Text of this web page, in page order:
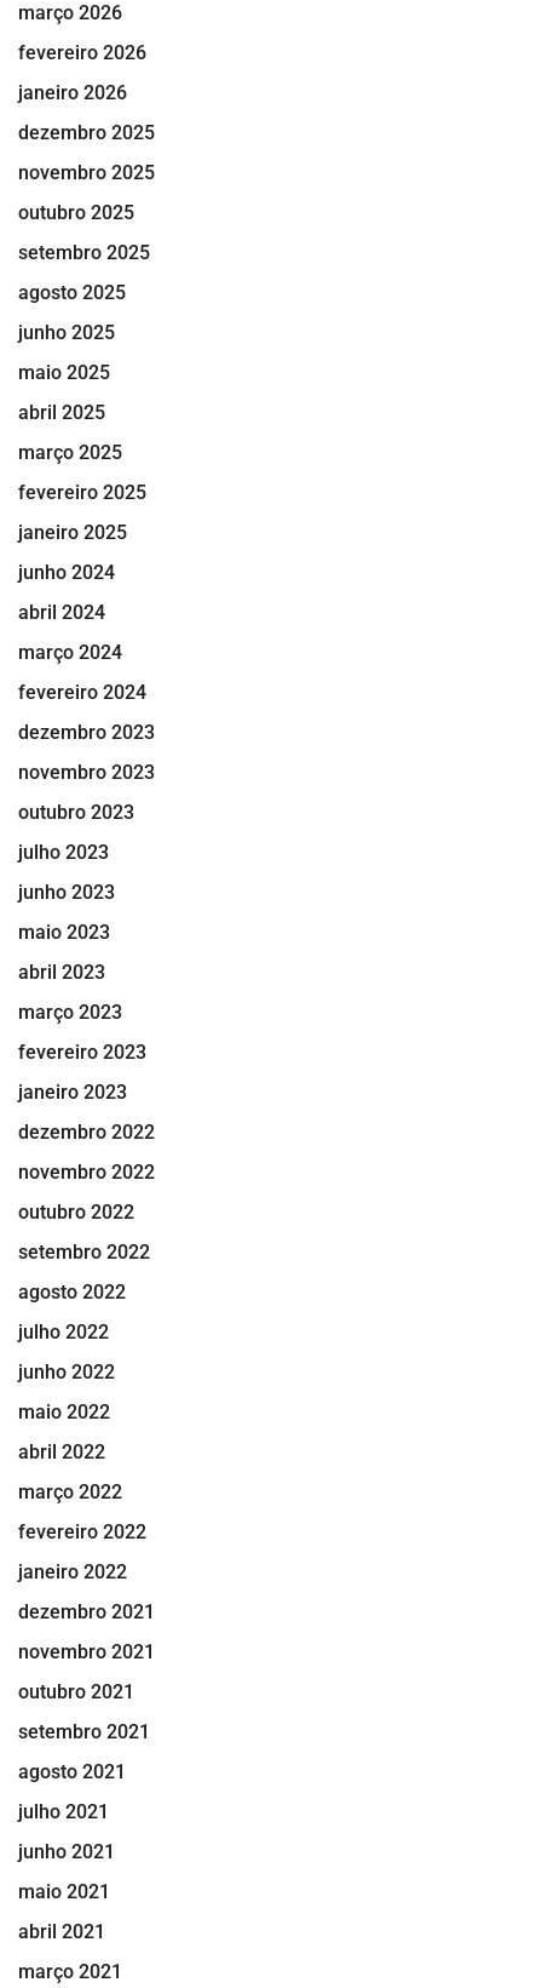
março 2026
fevereiro 2026
janeiro 2026
dezembro 2025
novembro 2025
outubro 2025
setembro 2025
agosto 2025
junho 2025
maio 2025
abril 2025
março 2025
fevereiro 2025
janeiro 2025
junho 2024
abril 2024
março 2024
fevereiro 2024
dezembro 2023
novembro 2023
outubro 2023
julho 2023
junho 2023
maio 2023
abril 2023
março 2023
fevereiro 2023
janeiro 2023
dezembro 2022
novembro 2022
outubro 2022
setembro 2022
agosto 2022
julho 2022
junho 2022
maio 2022
abril 2022
março 2022
fevereiro 2022
janeiro 2022
dezembro 2021
novembro 2021
outubro 2021
setembro 2021
agosto 2021
julho 2021
junho 2021
maio 2021
abril 2021
março 2021